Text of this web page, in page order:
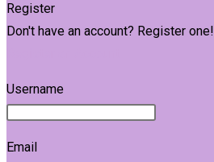
Register
Don't have an account? Register one!
Username
Email